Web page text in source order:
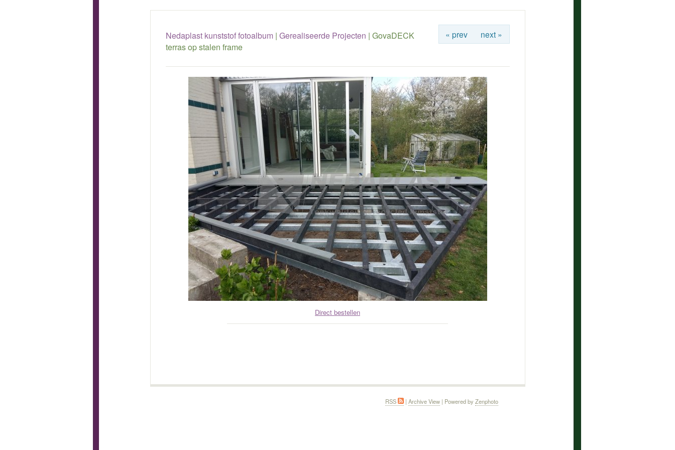
« prev next »
Nedaplast kunststof fotoalbum| Gerealiseerde Projecten | GovaDECK
terras op stalen frame
Direct bestellen
RSS | Archive View | Powered by Zenphoto